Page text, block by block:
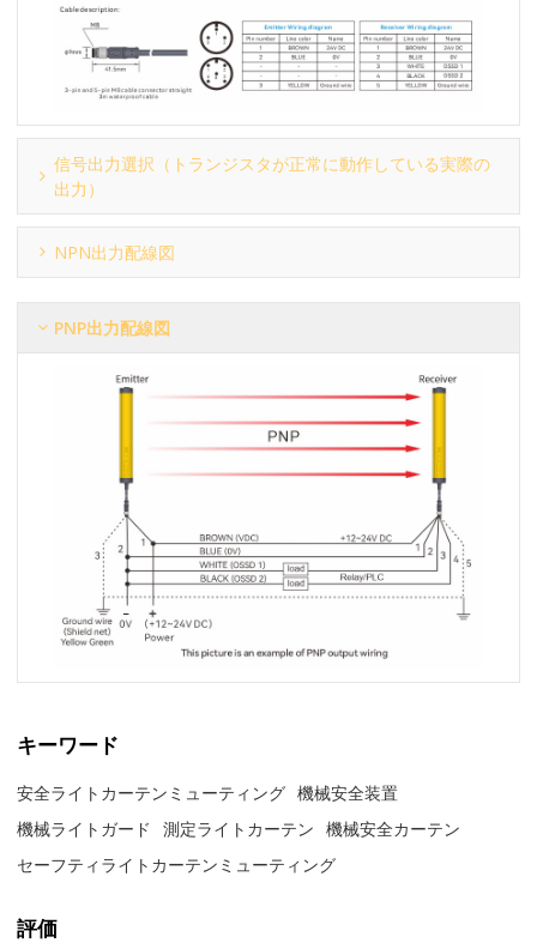
信号出力選択（トランジスタが正常に動作している実際の
出力）
NPN出力配線図
PNP出力配線図
キーワード
安全ライトカーテンミューティング 機械安全装置
機械ライトガード
測定ライトカーテン
機械安全カーテン
セーフティライトカーテンミューティング
評価